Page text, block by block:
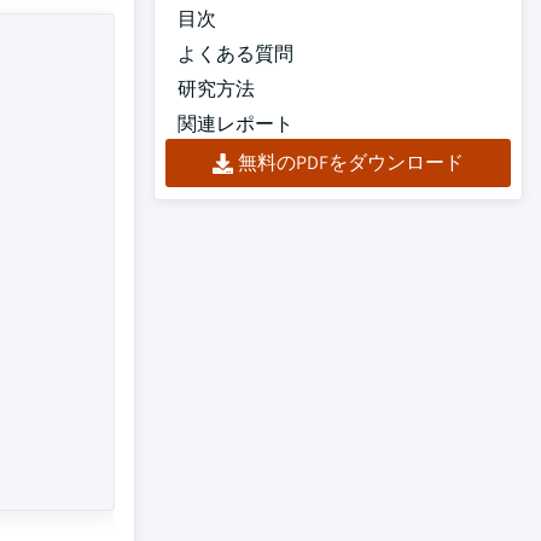
目次
よくある質問
研究方法
関連レポート
無料のPDFをダウンロード